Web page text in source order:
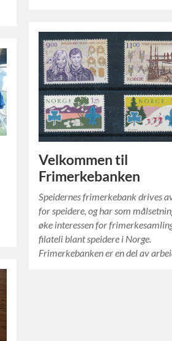
Velkommen til
Frimerkebanken
Speidernes frimerkebank drives
for speidere, og har som
øke interessen for
filateli blant speidere i Norge.
Frimerkebanken er en del av